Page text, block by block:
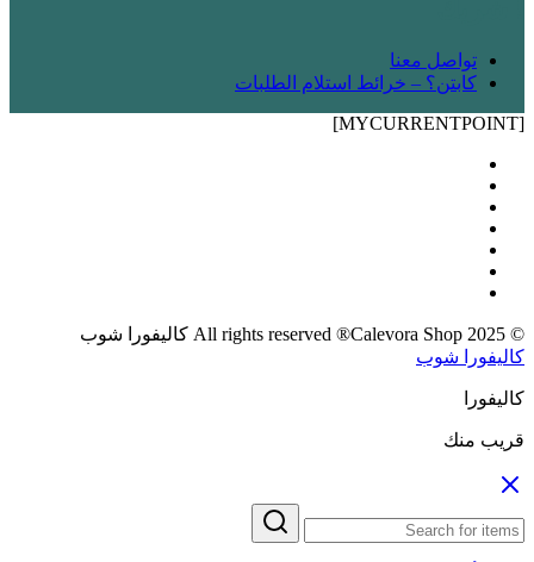
تواصل معنا
كابتن؟ – خرائط استلام الطلبات
[MYCURRENTPOINT]
© 2025 All rights reserved ®Calevora Shop كاليفورا شوب
كاليفورا شوب
كاليفورا
قريب منك